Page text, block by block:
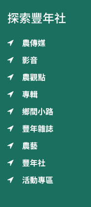
探索豐年社
農傳媒
影音
農觀點
專輯
鄉間小路
豐年雜誌
農藝
豐年社
活動專區